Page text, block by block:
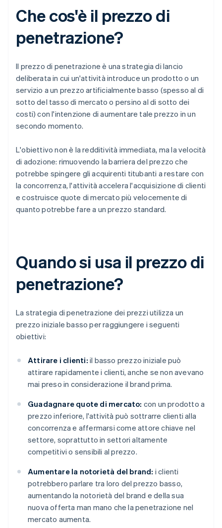
Che cos'è il prezzo di
penetrazione?
Il prezzo di penetrazione è una strategia di lancio
deliberata in cui un'attività introduce un prodotto o un
servizio a un prezzo artificialmente basso (spesso al di
sotto del tasso di mercato o persino al di sotto dei
costi) con l'intenzione di aumentare tale prezzo in un
secondo momento.
L'obiettivo non è la redditività immediata, ma la velocità
di adozione: rimuovendo la barriera del prezzo che
potrebbe spingere gli acquirenti titubanti a restare con
la concorrenza, l'attività accelera l'acquisizione di clienti
e costruisce quote di mercato più velocemente di
quanto potrebbe fare a un prezzo standard.
Quando si usa il prezzo di
penetrazione?
La strategia di penetrazione dei prezzi utilizza un
prezzo iniziale basso per raggiungere i seguenti
obiettivi:
Attirare i clienti: il basso prezzo iniziale può
attirare rapidamente i clienti, anche se non avevano
mai preso in considerazione il brand prima.
Guadagnare quote di mercato: con un prodotto a
prezzo inferiore, l'attività può sottrarre clienti alla
concorrenza e affermarsi come attore chiave nel
settore, soprattutto in settori altamente
competitivi o sensibili al prezzo.
Aumentare la notorietà del brand: i clienti
potrebbero parlare tra loro del prezzo basso,
aumentando la notorietà del brand e della sua
nuova offerta man mano che la penetrazione nel
mercato aumenta.